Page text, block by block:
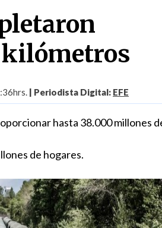
kilómetros
| Periodista Digital: EFE
hasta 38.000 millones
de hogares.